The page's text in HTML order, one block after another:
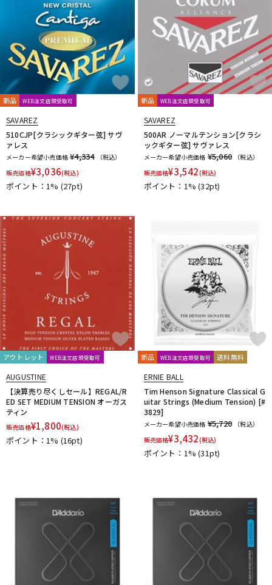
杉原書店 青い鳥∞黄い蜂 日本娯楽
名城商会
明和電機
TONE GEAR Peters Alfred
m.guitar craft works
Henle
Boosey And Hawkes
Universal
Musica Rara Salabert Durand
Leduc
Dr.Case
Schott Music Billaudot
Marc Reift
Max Eschig
Southern Music Bote And Bock
Wizz Pickups
International Music
Edition Wilhelm Hansen
Rubank
日本アコースティックレコーズ
Cable Cup
Richard Schauer
SUCK UK
ぼっち・ざ・ろっく！
Triplo Press
Musikverlag Hans Sikorski
大阪開成館
ドレミ楽譜出版社
デプロMP
GRAYZONE
Ergo Straps
新品 WEB注文店頭受取可
SAVAREZ
510CJP[クラシックギター弦] サヴ
ァレス
メーカー希望小売価格 ¥4,334
（税込）
販売価格¥3,036(税込)
ポイント：1% (27pt)
新品 WEB注文店頭受取可
SAVAREZ
500AR ノーマルテンション[クラシ
ックギター弦] サヴァレス
メーカー希望小売価格 ¥5,060
（税込）
販売価格¥3,542(税込)
ポイント：1%(32pt)
アウトレット WEB注文店頭受取可
AUGUSTINE
【決算売り尽くしセール】REGAL/R
ED SET MEDIUM TENSION オーガス
ティン
販売価格¥1,800(税込)
ポイント：1% (16pt)
新品 WEB注文店頭受取可 送料無料
ERNIE BALL
Tim Henson Signature Classical G
uitar Strings (Medium Tension) [#
3829]
メーカー希望小売価格 ¥5,720
（税込）
販売価格¥3,432(税込)
ポイント：1%(31pt)